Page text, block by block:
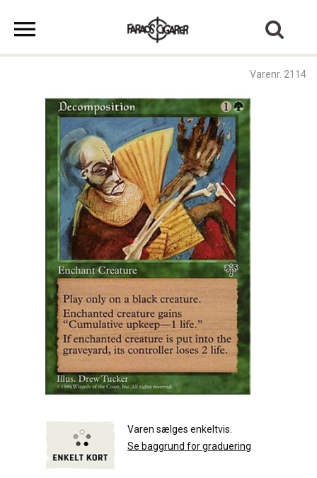
Varenr. 2114
Varen sælges enkeltvis.
Se baggrund for graduering